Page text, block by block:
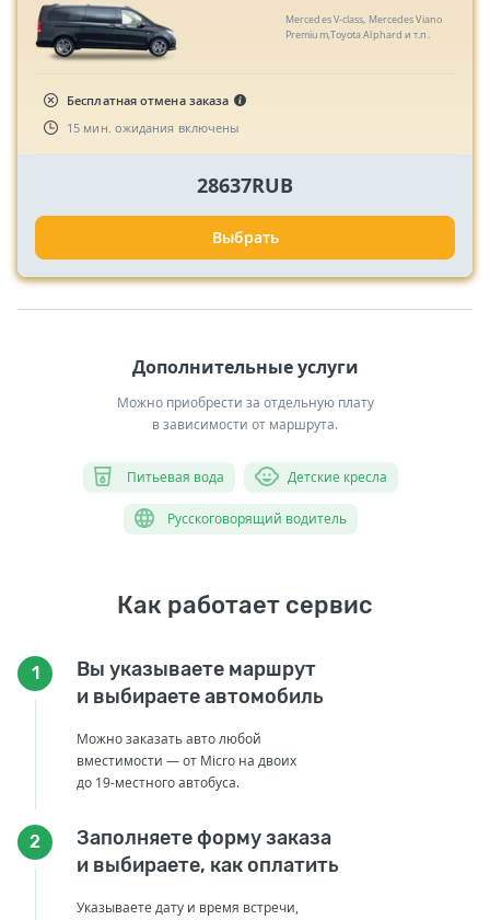
Mercedes V-class, Mercedes Viano
Premium,Toyota Alphard и т.п.
Бесплатная отмена заказа
15 мин. ожидания включены
28637RUB
Выбрать
Дополнительные услуги
Можно приобрести за отдельную плату
в зависимости от маршрута.
Питьевая вода Детские кресла
Русскоговорящий водитель
Как работает сервис
1
Вы указываете маршрут
и выбираете автомобиль
Можно заказать авто любой
вместимости — от Micro на двоих
до 19-местного автобуса.
2
Заполняете форму заказа
и выбираете, как оплатить
Указываете дату и время встречи,